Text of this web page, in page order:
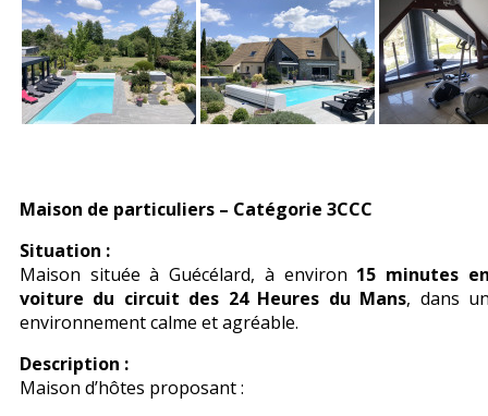
Maison de particuliers – Catégorie 3CCC
Situation :
Maison située à Guécélard, à environ 15 minutes
voiture du circuit des 24 Heures du Mans, dans
environnement calme et agréable.
Description :
Maison d’hôtes proposant :